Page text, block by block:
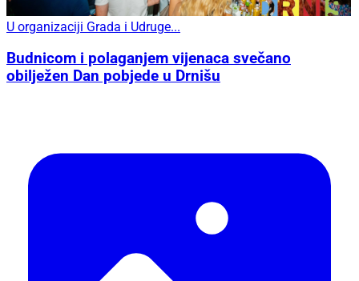
U organizaciji Grada i Udruge...
Budnicom i polaganjem vijenaca svečano
obilježen Dan pobjede u Drnišu